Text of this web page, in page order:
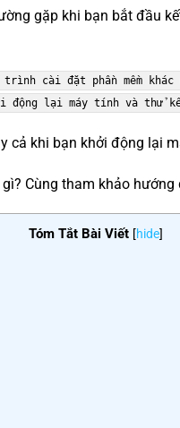
gặp khi bạn bắt đầu
cài đặt phần mềm
động lại máy tính và thử
cả khi bạn khởi động lại
Cùng tham khảo
Tóm Tắt Bài Viết [hide]